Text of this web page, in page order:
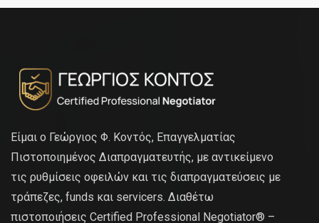
Είμαι ο Γεώργιος Φ. Κοντός, Επαγγελματίας
Πιστοποιημένος Διαπραγματευτής, με αντικείμενο
τις ρυθμίσεις οφειλών και τις διαπραγματεύσεις με
τράπεζες, funds και servicers. Διαθέτω
πιστοποιήσεις Certified Professional Negotiator® –